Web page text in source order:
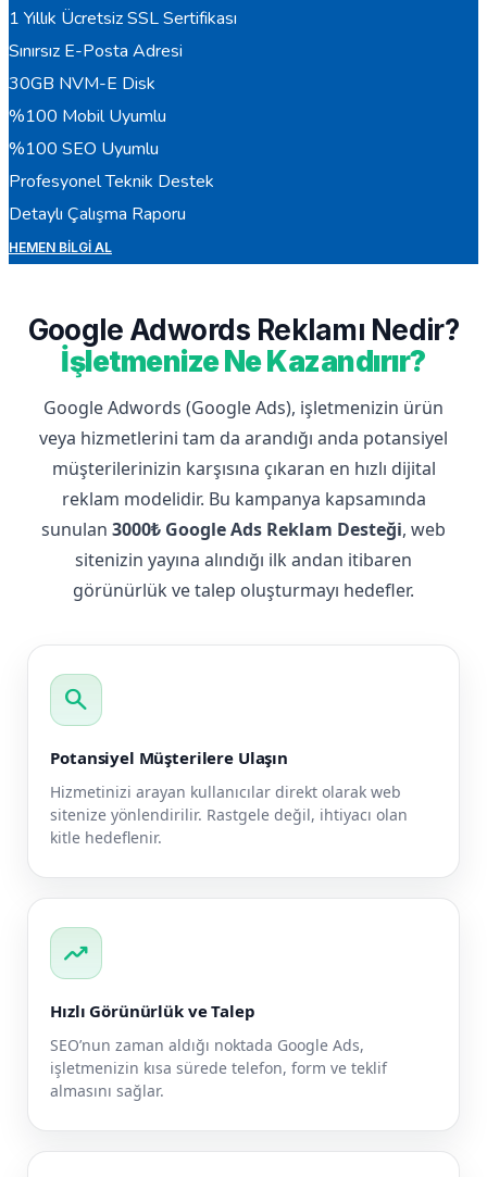
1 Yıllık Ücretsiz SSL Sertifikası
Sınırsız E-Posta Adresi
30GB NVM-E Disk
%100 Mobil Uyumlu
%100 SEO Uyumlu
Profesyonel Teknik Destek
Detaylı Çalışma Raporu
HEMEN BILGI AL
Google Adwords Reklamı Nedir?
İşletmenize Ne Kazandırır?
Google Adwords (Google Ads), işletmenizin ürün
veya hizmetlerini tam da arandığı anda potansiyel
müşterilerinizin karşısına çıkaran en hızlı dijital
reklam modelidir. Bu kampanya kapsamında
sunulan 3000₺ Google Ads Reklam Desteği, web
sitenizin yayına alındığı ilk andan itibaren
görünürlük ve talep oluşturmayı hedefler.
search
Potansiyel Müşterilere Ulaşın
Hizmetinizi arayan kullanıcılar direkt olarak web
sitenize yönlendirilir. Rastgele değil, ihtiyacı olan
kitle hedeflenir.
trending_up
Hızlı Görünürlük ve Talep
SEO’nun zaman aldığı noktada Google Ads,
işletmenizin kısa sürede telefon, form ve teklif
almasını sağlar.